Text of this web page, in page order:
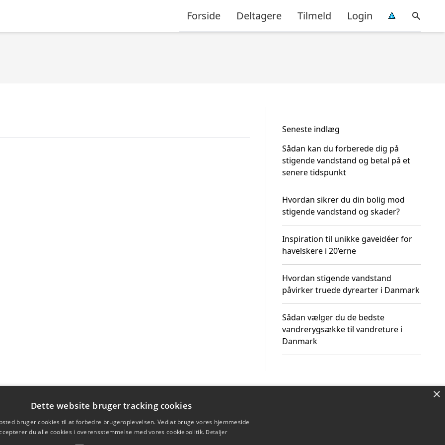
Forside Deltagere Tilmeld Login
Seneste indlæg
Sådan kan du forberede dig på
stigende vandstand og betal på et
senere tidspunkt
Hvordan sikrer du din bolig mod
stigende vandstand og skader?
Inspiration til unikke gaveidéer for
havelskere i 20’erne
Hvordan stigende vandstand
påvirker truede dyrearter i Danmark
Sådan vælger du de bedste
vandrerygsække til vandreture i
Danmark
×
Dette website bruger tracking cookies
bruger cookies til at forbedre brugeroplevelsen. Ved at bruge vores hjemmeside
du alle cookies i overensstemmelse med vores cookiepolitik. Detaljer